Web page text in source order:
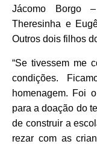
Jácomo Borgo
Theresinha e
Outros dois filhos
“Se tivessem me
condições.
homenagem. Foi
para a doação do
de construir a
rezar com as